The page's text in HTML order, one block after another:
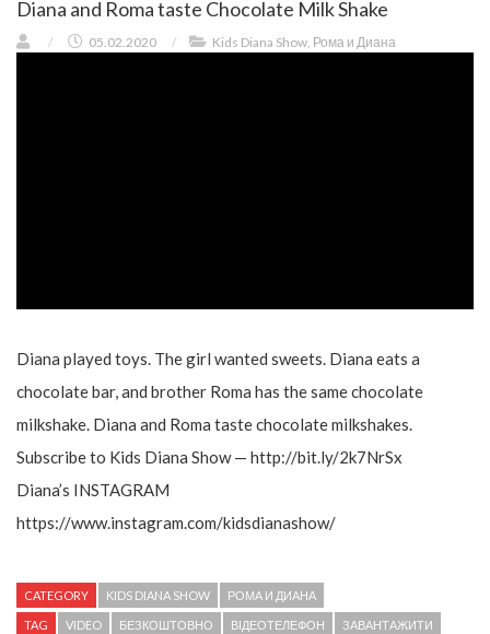
Diana and Roma taste Chocolate Milk Shake
/ 05.02.2020 / Kids Diana Show, Рома и Диана
Diana played toys. The girl wanted sweets. Diana eats a
chocolate bar, and brother Roma has the same chocolate
milkshake. Diana and Roma taste chocolate milkshakes.
Subscribe to Kids Diana Show — http://bit.ly/2k7NrSx
Diana’s INSTAGRAM
https://www.instagram.com/kidsdianashow/
CATEGORY KIDS DIANA SHOW РОМА И ДИАНА
TAG VIDEO БЕЗКОШТОВНО ВІДЕОТЕЛЕФОН ЗАВАНТАЖИТИ